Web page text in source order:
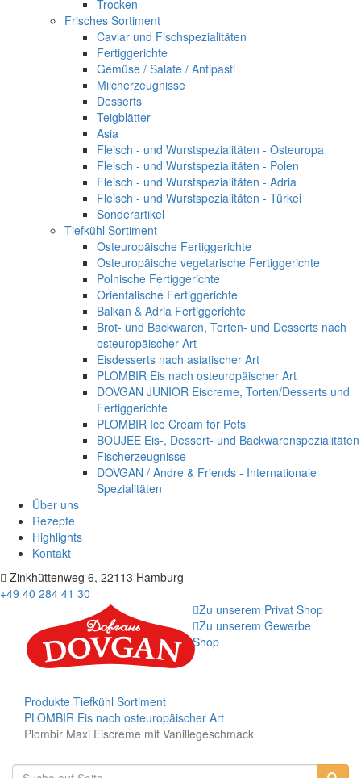
Trocken
Frisches Sortiment
Caviar und Fischspezialitäten
Fertiggerichte
Gemüse / Salate / Antipasti
Milcherzeugnisse
Desserts
Teigblätter
Asia
Fleisch - und Wurstspezialitäten - Osteuropa
Fleisch - und Wurstspezialitäten - Polen
Fleisch - und Wurstspezialitäten - Adria
Fleisch - und Wurstspezialitäten - Türkei
Sonderartikel
Tiefkühl Sortiment
Osteuropäische Fertiggerichte
Osteuropäische vegetarische Fertiggerichte
Polnische Fertiggerichte
Orientalische Fertiggerichte
Balkan & Adria Fertiggerichte
Brot- und Backwaren, Torten- und Desserts nach
osteuropäischer Art
Eisdesserts nach asiatischer Art
PLOMBIR Eis nach osteuropäischer Art
DOVGAN JUNIOR Eiscreme, Torten/Desserts und
Fertiggerichte
PLOMBIR Ice Cream for Pets
BOUJEE Eis-, Dessert- und Backwarenspezialitäten
Fischerzeugnisse
DOVGAN / Andre & Friends - Internationale
Spezialitäten
Über uns
Rezepte
Highlights
Kontakt
Zinkhüttenweg 6, 22113 Hamburg
+49 40 284 41 30
Zu unserem Privat Shop
Zu unserem Gewerbe
Shop
Produkte Tiefkühl Sortiment
PLOMBIR Eis nach osteuropäischer Art
Plombir Maxi Eiscreme mit Vanillegeschmack